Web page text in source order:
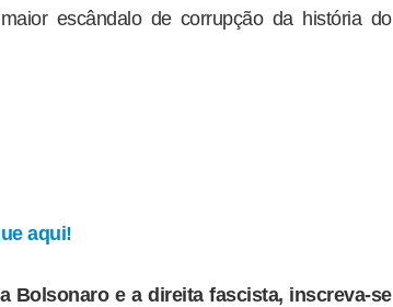
escândalo de corrupção da história do
aqui!
Bolsonaro e a direita fascista, inscreva-se